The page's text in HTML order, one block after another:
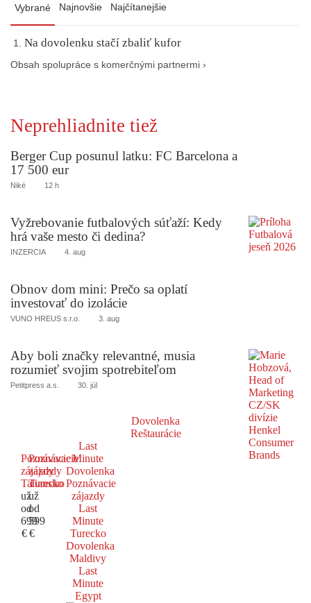
Vybrané Najnovšie Najčítanejšie
Na dovolenku stačí zbaliť kufor
Obsah spolupráce s komerčnými partnermi ›
Neprehliadnite tiež
Berger Cup posunul latku: FC Barcelona a
17 500 eur
Niké 12 h
Vyžrebovanie futbalových súťaží: Kedy
hrá vaše mesto či dedina?
INZERCIA 4. aug
Obnov dom mini: Prečo sa oplatí
investovať do izolácie
VUNO HREUS s.r.o. 3. aug
Aby boli značky relevantné, musia
rozumieť svojim spotrebiteľom
Petitpress a.s. 30. júl
Dovolenka
Reštaurácie
Poznávacie
zájazdy
Taliansko
už
od
699
€
Poznávacie
zájazdy
Turecko
už
od
599
€
Last
Minute
Dovolenka
Poznávacie
zájazdy
Last
Minute
Turecko
Dovolenka
Maldivy
Last
Minute
Egypt